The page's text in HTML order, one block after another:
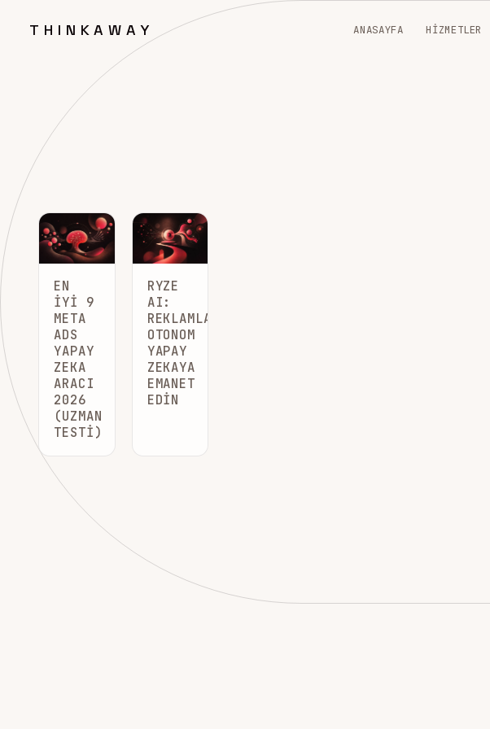
THINKAWAY ANASAYFA HIZMETLER
EN
İYI 9
META
ADS
YAPAY
ZEKA
ARACI
2026
(UZMAN
TESTI)
RYZE
AI:
REKLAMLARINIZI
OTONOM
YAPAY
ZEKAYA
EMANET
EDIN